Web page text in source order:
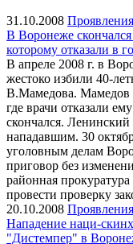
31.10.2008
В Воронеже
которому отказали в
В апреле 2008 г. в
жестоко избили 40-
В.Мамедова. Мамедов
где врачи отказали
скончался.
нападавшим. 30
уголовным делам
приговор без
районная
провести проверку
20.10.2008
Нападение наци-
"Дистемпер" в